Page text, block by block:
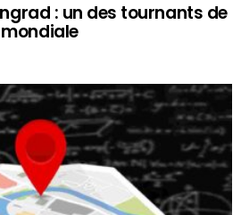
: un des tournants de